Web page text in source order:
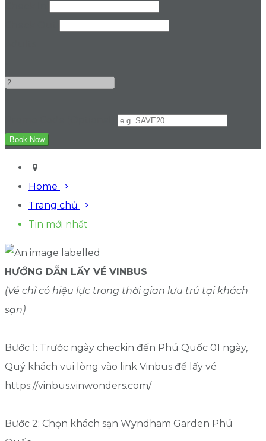
Home
Trang chủ
Tin mới nhất
HƯỚNG DẪN LẤY VÉ VINBUS
(Vé chỉ có hiệu lực trong thời gian lưu trú tại khách
sạn)
Bước 1: Trước ngày checkin đến Phú Quốc 01 ngày,
Quý khách vui lòng vào link Vinbus để lấy vé
https://vinbus.vinwonders.com/
Bước 2: Chọn khách sạn Wyndham Garden Phú